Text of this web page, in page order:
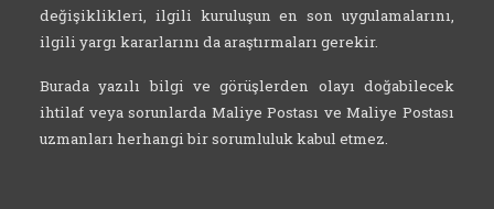
değişiklikleri, ilgili kuruluşun en son uygulamalarını,
ilgili yargı kararlarını da araştırmaları gerekir.
Burada yazılı bilgi ve görüşlerden olayı doğabilecek
ihtilaf veya sorunlarda Maliye Postası ve Maliye Postası
uzmanları herhangi bir sorumluluk kabul etmez.